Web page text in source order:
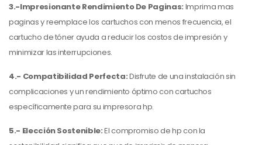
3.-Impresionante Rendimiento De Paginas: Imprima mas
paginas y reemplace los cartuchos con menos frecuencia, el
cartucho de tóner ayuda a reducir los costos de impresión y
minimizar las interrupciones.
4.- Compatibilidad Perfecta:Disfrute de una instalación sin
complicaciones y un rendimiento óptimo con cartuchos
específicamente para su impresora hp.
5.- Elección Sostenible:El compromiso de hp con la